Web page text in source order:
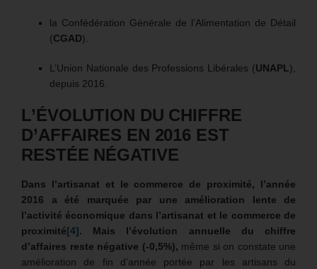
la Confédération Générale de l’Alimentation de Détail
(CGAD).
L’Union Nationale des Professions Libérales (UNAPL),
depuis 2016.
L’ÉVOLUTION DU CHIFFRE
D’AFFAIRES EN 2016 EST
RESTÉE NÉGATIVE
Dans l’artisanat et le commerce de proximité, l’année
2016 a été marquée par une amélioration lente de
l’activité économique dans l’artisanat et le commerce de
proximité[4]. Mais l’évolution annuelle du chiffre
d’affaires reste négative (-0,5%), même si on constate une
amélioration de fin d’année portée par les artisans du